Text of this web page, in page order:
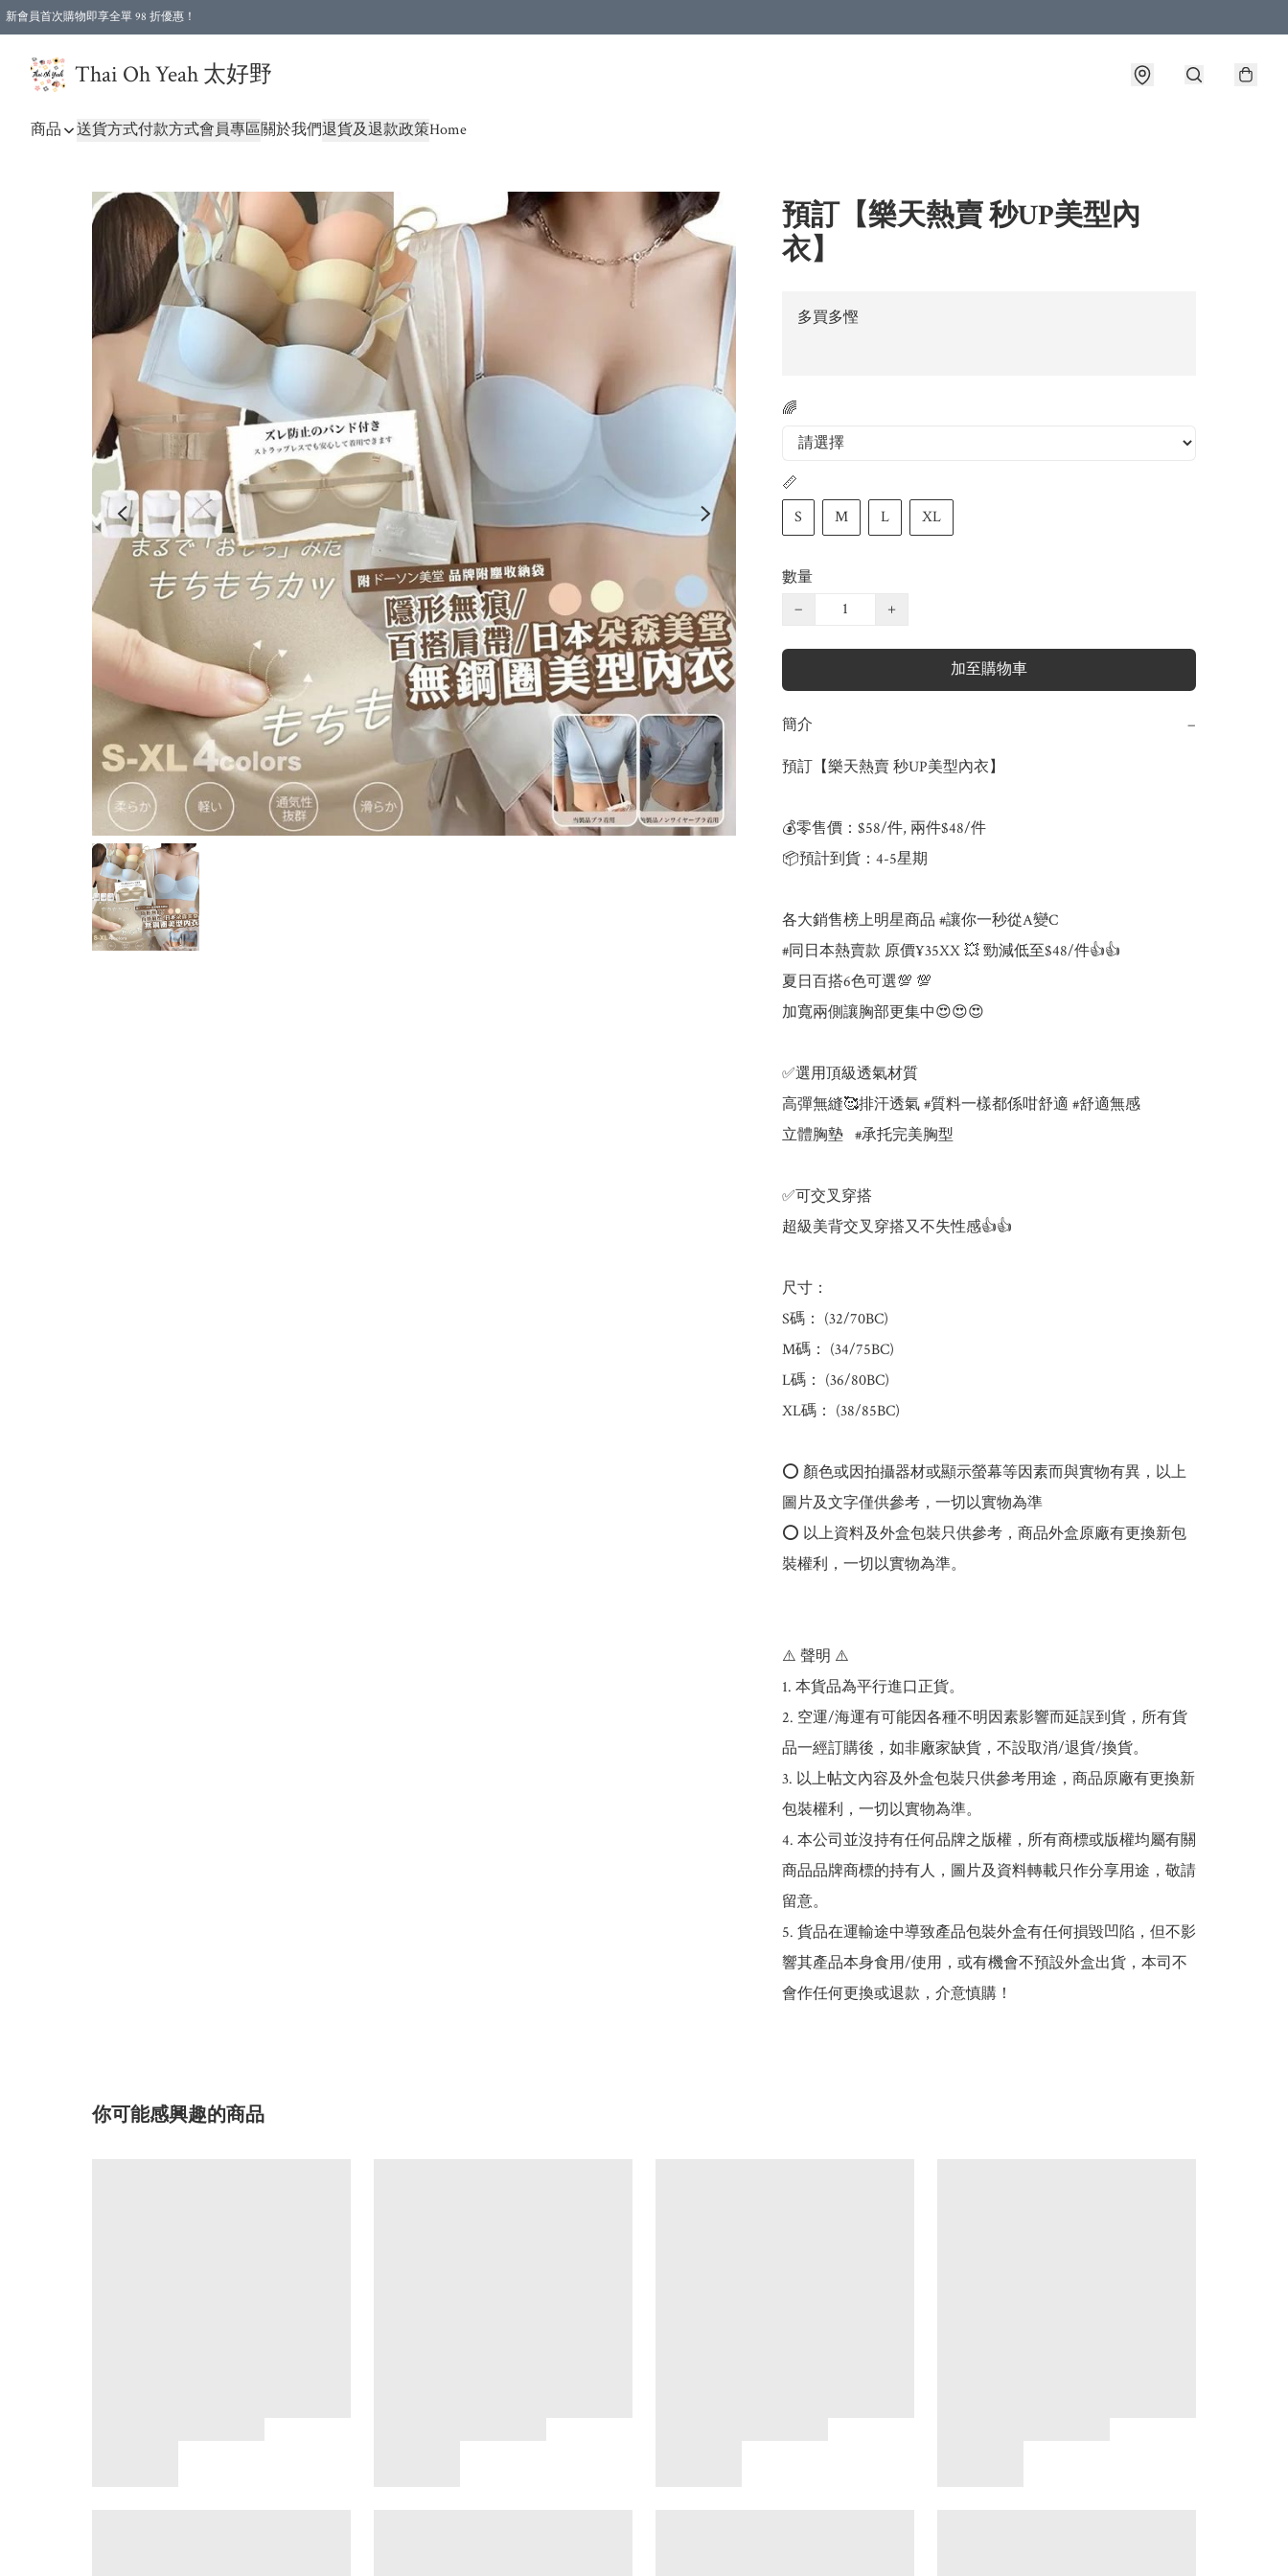
新會員首次購物即享全單 98 折優惠！
Thai Oh Yeah 太好野
商品 送貨方式付款方式會員專區關於我們退貨及退款政策Home
預訂【樂天熱賣 秒UP美型內
衣】
多買多慳
🌈
📏
S
M L XL
數量
−
+
加至購物車
簡介 −
預訂【樂天熱賣 秒UP美型內衣】
💰零售價：$58/件, 兩件$48/件
📦預計到貨：4-5星期
各大銷售榜上明星商品 #讓你一秒從A變C
#同日本熱賣款 原價¥35XX 💥 勁減低至$48/件👍👍
夏日百搭6色可選💯 💯
加寬兩側讓胸部更集中😍😍😍
✅選用頂級透氣材質
高彈無縫🥰排汗透氣 #質料一樣都係咁舒適 #舒適無感
立體胸墊   #承托完美胸型
✅可交叉穿搭
超級美背交叉穿搭又不失性感👍👍
尺寸：
S碼： (32/70BC)
M碼： (34/75BC)
L碼： (36/80BC)
XL碼： (38/85BC)
⭕️ 顏色或因拍攝器材或顯示螢幕等因素而與實物有異，以上
圖片及文字僅供參考，一切以實物為準
⭕️ 以上資料及外盒包裝只供參考，商品外盒原廠有更換新包
裝權利，一切以實物為準。
⚠️ 聲明 ⚠️
1. 本貨品為平行進口正貨。
2. 空運/海運有可能因各種不明因素影響而延誤到貨，所有貨
品一經訂購後，如非廠家缺貨，不設取消/退貨/換貨。
3. 以上帖文內容及外盒包裝只供參考用途，商品原廠有更換新
包裝權利，一切以實物為準。
4. 本公司並沒持有任何品牌之版權，所有商標或版權均屬有關
商品品牌商標的持有人，圖片及資料轉載只作分享用途，敬請
留意。
5. 貨品在運輸途中導致產品包裝外盒有任何損毀凹陷，但不影
響其產品本身食用/使用，或有機會不預設外盒出貨，本司不
會作任何更換或退款，介意慎購！
你可能感興趣的商品